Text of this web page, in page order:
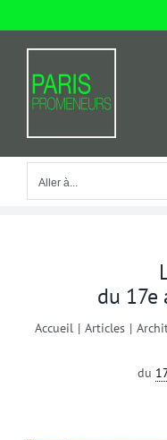
Aller à...
Aller à...
du 17e
Accueil | Articles |
du